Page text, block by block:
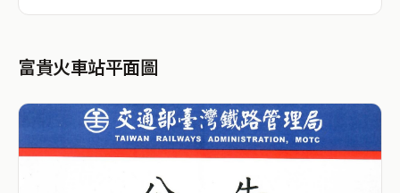
富貴火車站平面圖